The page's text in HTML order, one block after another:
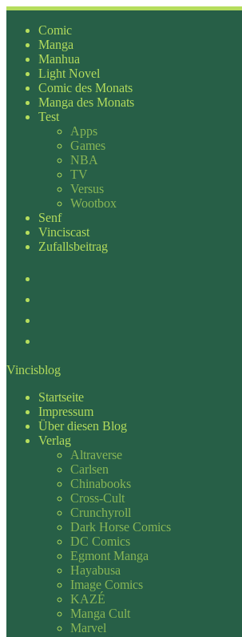
Zum
Inhalt
springen
Comic
Manga
Manhua
Light Novel
Comic des Monats
Manga des Monats
Test
Apps
Games
NBA
TV
Versus
Wootbox
Senf
Vinciscast
Zufallsbeitrag
Vincisblog
Startseite
Impressum
Über diesen Blog
Verlag
Altraverse
Carlsen
Chinabooks
Cross-Cult
Crunchyroll
Dark Horse Comics
DC Comics
Egmont Manga
Hayabusa
Image Comics
KAZÉ
Manga Cult
Marvel